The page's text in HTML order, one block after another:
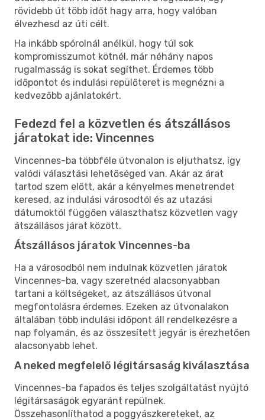
rövidebb út több időt hagy arra, hogy valóban
élvezhesd az úti célt.
Ha inkább spórolnál anélkül, hogy túl sok
kompromisszumot kötnél, már néhány napos
rugalmasság is sokat segíthet. Érdemes több
időpontot és indulási repülőteret is megnézni a
kedvezőbb ajánlatokért.
Fedezd fel a közvetlen és átszállásos
járatokat ide: Vincennes
Vincennes-ba többféle útvonalon is eljuthatsz, így
valódi választási lehetőséged van. Akár az árat
tartod szem előtt, akár a kényelmes menetrendet
keresed, az indulási városodtól és az utazási
dátumoktól függően választhatsz közvetlen vagy
átszállásos járat között.
Átszállásos járatok Vincennes-ba
Ha a városodból nem indulnak közvetlen járatok
Vincennes-ba, vagy szeretnéd alacsonyabban
tartani a költségeket, az átszállásos útvonal
megfontolásra érdemes. Ezeken az útvonalakon
általában több indulási időpont áll rendelkezésre a
nap folyamán, és az összesített jegyár is érezhetően
alacsonyabb lehet.
A neked megfelelő légitársaság kiválasztása
Vincennes-ba fapados és teljes szolgáltatást nyújtó
légitársaságok egyaránt repülnek.
Összehasonlíthatod a poggyászkereteket, az